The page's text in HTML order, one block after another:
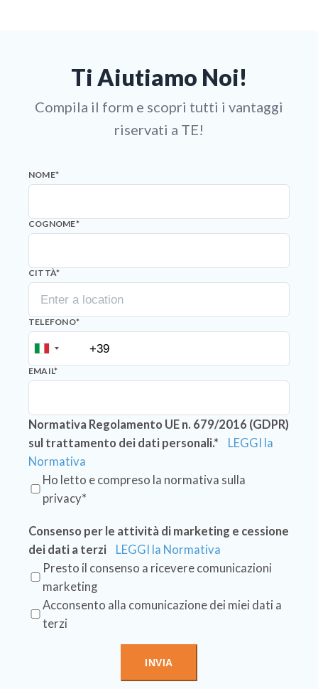
Ti Aiutiamo Noi!
Compila il form e scopri tutti i vantaggi
riservati a TE!
NOME*
COGNOME*
CITTÀ*
TELEFONO*
EMAIL*
Normativa Regolamento UE n. 679/2016 (GDPR)
sul trattamento dei dati personali.*
LEGGI la
Normativa
Ho letto e compreso la normativa sulla
privacy*
Consenso per le attività di marketing e cessione
dei dati a terzi
LEGGI la Normativa
Presto il consenso a ricevere comunicazioni
marketing
Acconsento alla comunicazione dei miei dati a
terzi